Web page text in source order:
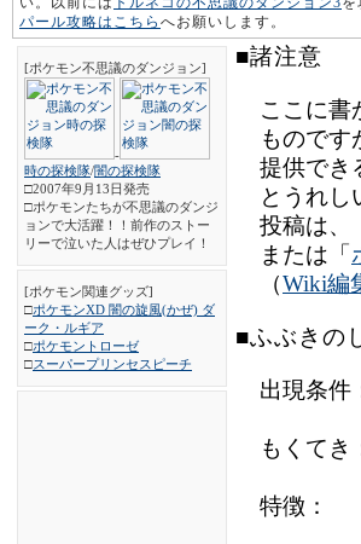
パール攻略はこちら へお願いします。
[ポケモン不思議のダンジョン]
-
時の探検隊/闇の探検隊
□2007年9月13日発売
□ポケモンたちが不思議のダンジ
ョンで大活躍！！前作のストー
リーで泣いた人はぜひプレイ！
[ポケモン関連グッズ]
□ポケモンXD 闇の旋風(かぜ) ダ
ーク・ルギア
□ポケモントローゼ
□スーパープリンセスピーチ
■諸注意
ここに書
ものです
提供でき
とうれし
投稿は、
または「
（Wiki編
■ふぶきの
出現条件
もくてき
特徴：